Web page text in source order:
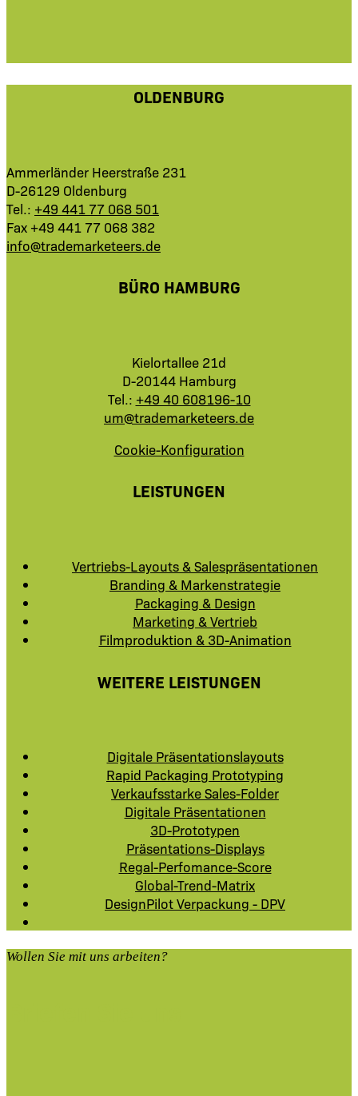
OLDENBURG
Ammerländer Heerstraße 231
D-26129 Oldenburg
Tel.: +49 441 77 068 501
Fax +49 441 77 068 382
info@trademarketeers.de
BÜRO HAMBURG
Kielortallee 21d
D-20144 Hamburg
Tel.: +49 40 608196-10
um@trademarketeers.de
Cookie-Konfiguration
LEISTUNGEN
Vertriebs-Layouts & Salespräsentationen
Branding & Markenstrategie
Packaging & Design
Marketing & Vertrieb
Filmproduktion & 3D-Animation
WEITERE LEISTUNGEN
Digitale Präsentationslayouts
Rapid Packaging Prototyping
Verkaufsstarke Sales-Folder
Digitale Präsentationen
3D-Prototypen
Präsentations-Displays
Regal-Perfomance-Score
Global-Trend-Matrix
DesignPilot Verpackung - DPV
Wollen Sie mit uns arbeiten?